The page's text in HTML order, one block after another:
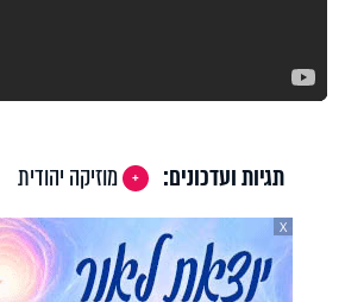
תגיות ועדכונים: מוזיקה יהודית
X